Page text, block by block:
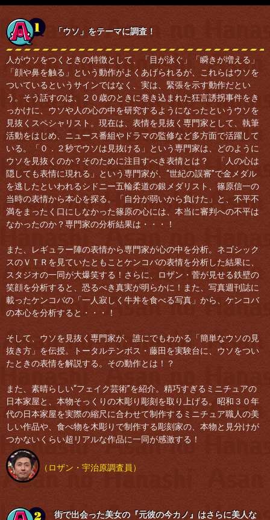
「ウソ」をテーマに調査！
人がウソをつくときの特徴として、「目が泳ぐ」「瞬きが増える」
「顔や鼻を触る」という動作がよくあげられるが、これらはウソを
ついているというサインではなく、実は、緊張を示す動作だとい
う。そう話すのは、２０歳のときに巻き込まれた狂言誘拐事件をき
っかけに、ウソや人の心の中を研究するようになったというウソを
見抜くスペシャリスト。現在は、表情を見抜く専門家として、執筆
活動をはじめ、ニュース番組やドラマの監修など多方面で活躍して
いる。「０．２秒でウソは見抜ける」という専門家は、どのように
ウソを見抜くのか？そのために注目すべき表情とは？ 「人の心は
隠しても表情に現れる」という専門家が、“世紀の誤審”で金メダル
を逃したといわれるシドニー五輪柔道の銀メダリスト、篠原信一の
当時の表情から本心を探る。「自分が弱いから負けた」と、不平不
満をまったく口にしなかった篠原の心には、本当に審判への不平は
なかったのか？専門家の分析結果は・・・！
また、レギュラー陣の表情から専門家が心の中を分析。ネゴシック
スのＶＴＲを見ていたともことケンコバの表情を分析した結果に、
スタジオの一同が大爆笑する！さらに、ロザン・菅が見せる鉄壁の
笑顔を分析すると、恐るべき真実が明らかに！また、写真週刊誌に
載ったケンコバの「一人寂しく牛丼を食べる写真」から、ケンコバ
の本心を分析すると・・・！
そして、ウソを見抜く専門家が、誰にでもわかる「簡単なウソの見
抜き方」を伝授。トータルテンボス・藤田を実験台に、ウソをつい
たときの表情を解説する。その動作とは！？
また、素晴らしい“フェイク芸術”を紹介。精巧すぎるミニチュアの
日本家屋と、本物そっくりの木彫り彫刻を取り上げる。昭和３０年
代の日本家屋を実際の縮尺に合わせて制作するミニチュア職人の美
しい作品や、食べ物を木彫りで制作する彫刻家の、本物と見分けが
つかないくらい超リアルな作品に一同が感激する！
（ロザン・宇治原調査員）
街で出会った美女の『元彼の今カノ』はさらに美人な